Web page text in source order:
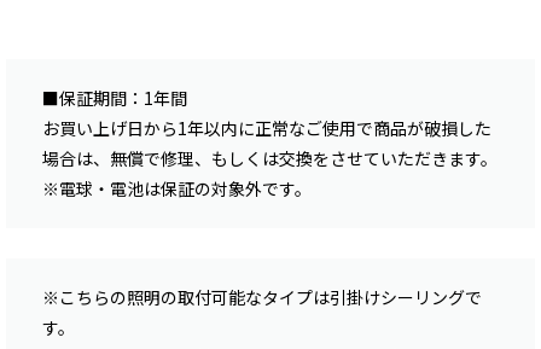
■保証期間：1年間
お買い上げ日から1年以内に正常なご使用で商品が破損した
場合は、無償で修理、もしくは交換をさせていただきます。
※電球・電池は保証の対象外です。
※こちらの照明の取付可能なタイプは引掛けシーリングで
す。